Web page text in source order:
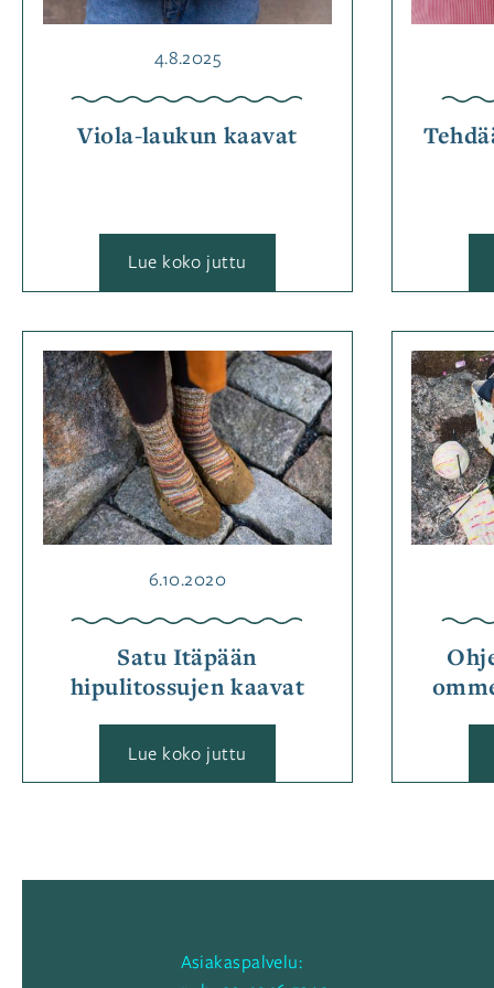
Viola-laukun kaavat
Julkaistu
4.8.2025
Lue koko juttu
laukun
Satu Itäpään
hipulitossujen kaavat
Julkaistu
6.10.2020
Lue koko juttu
Itäpään
Kategoriassa
Lehden
lisämateriaalit,
Ohjeet,
Ompelu
Asiakaspalvelu: